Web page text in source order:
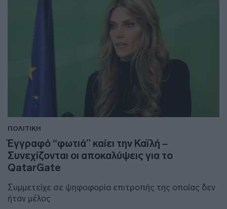
ΠΟΛΙΤΙΚΗ
Έγγραφό “φωτιά” καίει την Καϊλή –
Συνεχίζονται οι αποκαλύψεις για το
QatarGate
Συμμετείχε σε ψηφοφορία επιτροπής της οποίας δεν
ήταν μέλος